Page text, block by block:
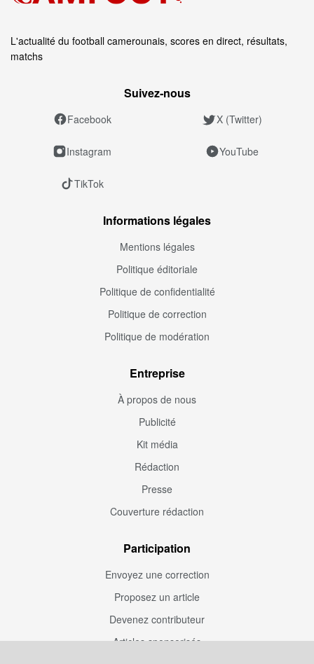
L'actualité du football camerounais, scores en direct, résultats,
matchs
Suivez‑nous
Facebook X (Twitter)
Instagram YouTube
TikTok
Informations légales
Mentions légales
Politique éditoriale
Politique de confidentialité
Politique de correction
Politique de modération
Entreprise
À propos de nous
Publicité
Kit média
Rédaction
Presse
Couverture rédaction
Participation
Envoyez une correction
Proposez un article
Devenez contributeur
Articles sponsorisés